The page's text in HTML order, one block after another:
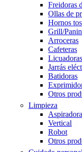
Freidoras
Ollas de
Hornos
Grill/
Arroceras
Cafeteras
Licuadoras
Jarrás
Batidoras
Otros
Limpieza
Vertical
Robot
Otros